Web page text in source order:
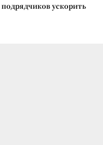
ускорить